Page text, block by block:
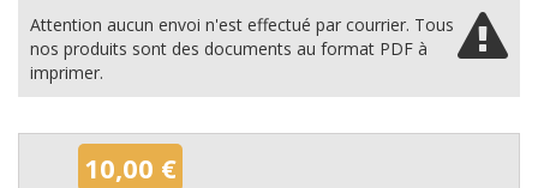
Attention aucun envoi n'est effectué par courrier. Tous
nos produits sont des documents au format PDF à
imprimer.
10,00 €